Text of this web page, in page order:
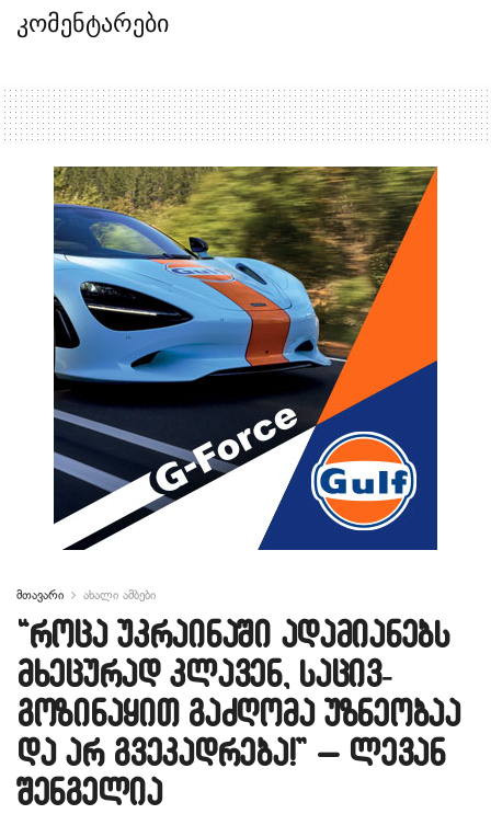
კომენტარები
მთავარი ახალი ამბები
“როცა უკრაინაში ადამიანებს
მხეცურად კლავენ, საცივ-
გოზინაყით გაძღომა უზნეობაა
და არ გვეკადრება!” – ლევან
შენგელია